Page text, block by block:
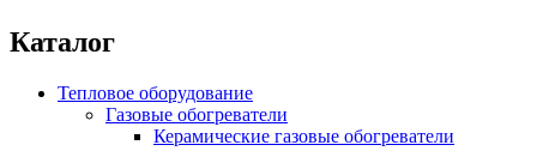
Каталог
Тепловое оборудование
Газовые обогреватели
Керамические газовые обогреватели